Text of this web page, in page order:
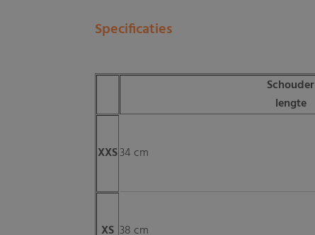
Specificaties
Schouder
lengte
XXS34 cm
XS 38 cm